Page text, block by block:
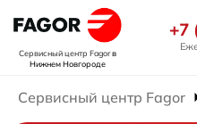
Сервисный центр Fagorв
Нижнем Новгороде
+7
Сервисный центр Fagor